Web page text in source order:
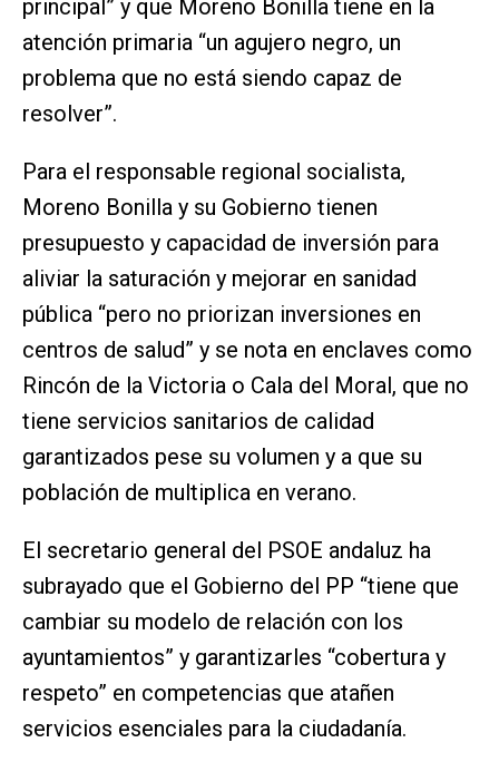
principal” y que Moreno Bonilla tiene en la
atención primaria “un agujero negro, un
problema que no está siendo capaz de
resolver”.
Para el responsable regional socialista,
Moreno Bonilla y su Gobierno tienen
presupuesto y capacidad de inversión para
aliviar la saturación y mejorar en sanidad
pública “pero no priorizan inversiones en
centros de salud” y se nota en enclaves como
Rincón de la Victoria o Cala del Moral, que no
tiene servicios sanitarios de calidad
garantizados pese su volumen y a que su
población de multiplica en verano.
El secretario general del PSOE andaluz ha
subrayado que el Gobierno del PP “tiene que
cambiar su modelo de relación con los
ayuntamientos” y garantizarles “cobertura y
respeto” en competencias que atañen
servicios esenciales para la ciudadanía.